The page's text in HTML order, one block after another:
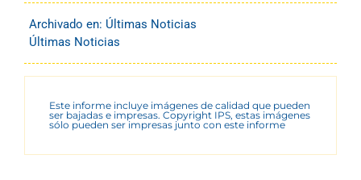
Archivado en: Últimas Noticias
Últimas Noticias
Este informe incluye imágenes de calidad que pueden
ser bajadas e impresas. Copyright IPS, estas imágenes
sólo pueden ser impresas junto con este informe